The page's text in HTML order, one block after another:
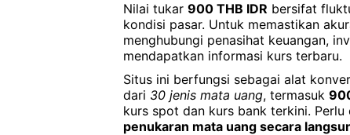
900.05 THB
900.06 THB
900.07 THB
900.08 THB
900.09 THB
Nilai tukar 900 THB IDR bersifat
kondisi pasar. Untuk memastikan
menghubungi penasihat keuangan,
mendapatkan informasi kurs terbaru.
Situs ini berfungsi sebagai alat
dari 30 jenis mata uang, termasuk
kurs spot dan kurs bank terkini.
penukaran mata uang secara